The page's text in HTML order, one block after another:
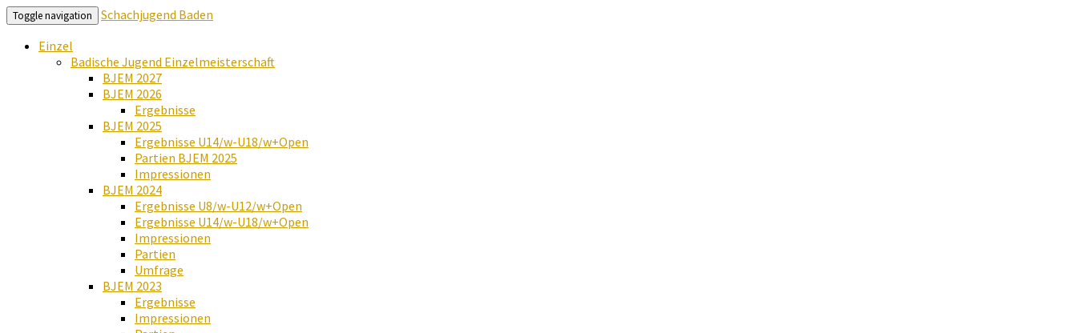
Toggle navigation
Schachjugend Baden
Einzel
Badische Jugend Einzelmeisterschaft
BJEM 2027
BJEM 2026
Ergebnisse
BJEM 2025
Ergebnisse U14/w-U18/w+Open
Partien BJEM 2025
Impressionen
BJEM 2024
Ergebnisse U8/w-U12/w+Open
Ergebnisse U14/w-U18/w+Open
Impressionen
Partien
Umfrage
BJEM 2023
Ergebnisse
Impressionen